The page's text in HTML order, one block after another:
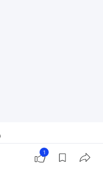
公司RECCOO營運長
資主管
1